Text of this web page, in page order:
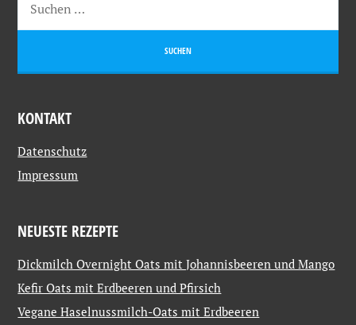
KONTAKT
Datenschutz
Impressum
NEUESTE REZEPTE
Dickmilch Overnight Oats mit Johannisbeeren und Mango
Kefir Oats mit Erdbeeren und Pfirsich
Vegane Haselnussmilch-Oats mit Erdbeeren